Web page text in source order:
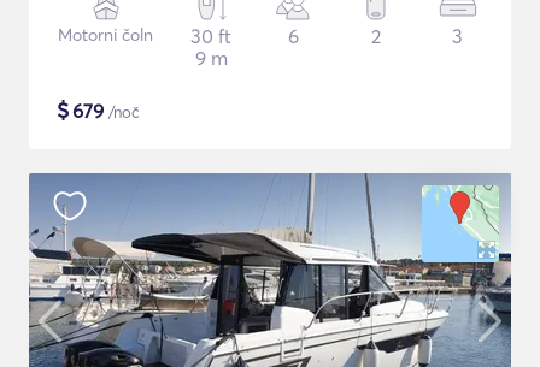
Motorni čoln
30 ft
9 m
6 2 3
$679 /noč